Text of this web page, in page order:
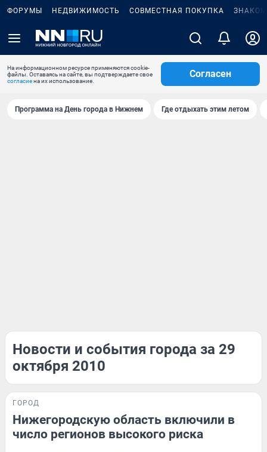
ФОРУМЫ НЕДВИЖИМОСТЬ СОВМЕСТНАЯ ПОКУПКА
На информационном ресурсе применяются cookie-
файлы. Оставаясь на сайте, вы подтверждаете свое
согласиена их использование.
Согласен
Программа на День города в Нижнем Где отдыхать этим летом
Новости и события города за 29
октября 2010
ГОРОД
Нижегородскую область включили в
число регионов высокого риска